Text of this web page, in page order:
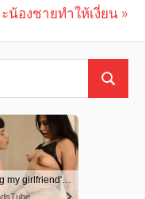
ะน้องชายทำให้เงี่ยน